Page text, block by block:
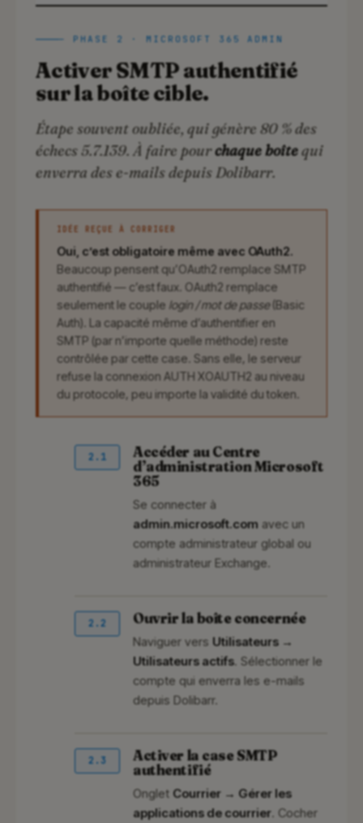
— PHASE 2 · MICROSOFT 365 ADMIN
Activer SMTP authentifié
sur la boîte cible.
Étape souvent oubliée, qui génère 80 % des
échecs 5.7.139. À faire pourchaque boîtequi
enverra des e-mails depuis Dolibarr.
IDÉE REÇUE À CORRIGER
Oui, c’est obligatoire même avec OAuth2.
Beaucoup pensent qu’OAuth2 remplace SMTP
authentifié — c’est faux. OAuth2 remplace
seulement le couple login / mot de passe(Basic
Auth). La capacité même d’authentifier en
SMTP (par n’importe quelle méthode) reste
contrôlée par cette case. Sans elle, le serveur
refuse la connexion AUTH XOAUTH2 au niveau
du protocole, peu importe la validité du token.
2.1
Accéder au Centre
d’administration Microsoft
365
Se connecter à
admin.microsoft.com avec un
compte administrateur global ou
administrateur Exchange.
2.2 Ouvrir la boîte concernée
Naviguer vers Utilisateurs →
Utilisateurs actifs. Sélectionner le
compte qui enverra les e-mails
depuis Dolibarr.
2.3
Activer la case SMTP
authentifié
Onglet Courrier → Gérer les
applications de courrier . Cocher